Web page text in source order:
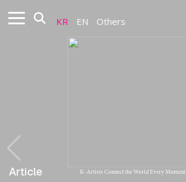
KR EN Others
K-Artists Connect the World Every Moment
Article
Article